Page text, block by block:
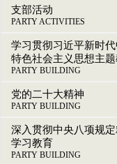
支部活动
PARTY ACTIVITIES
学习贯彻习近平新时代
特色社会主义思想主
PARTY BUILDING
党的二十大精神
PARTY BUILDING
深入贯彻中央八项规
学习教育
PARTY BUILDING